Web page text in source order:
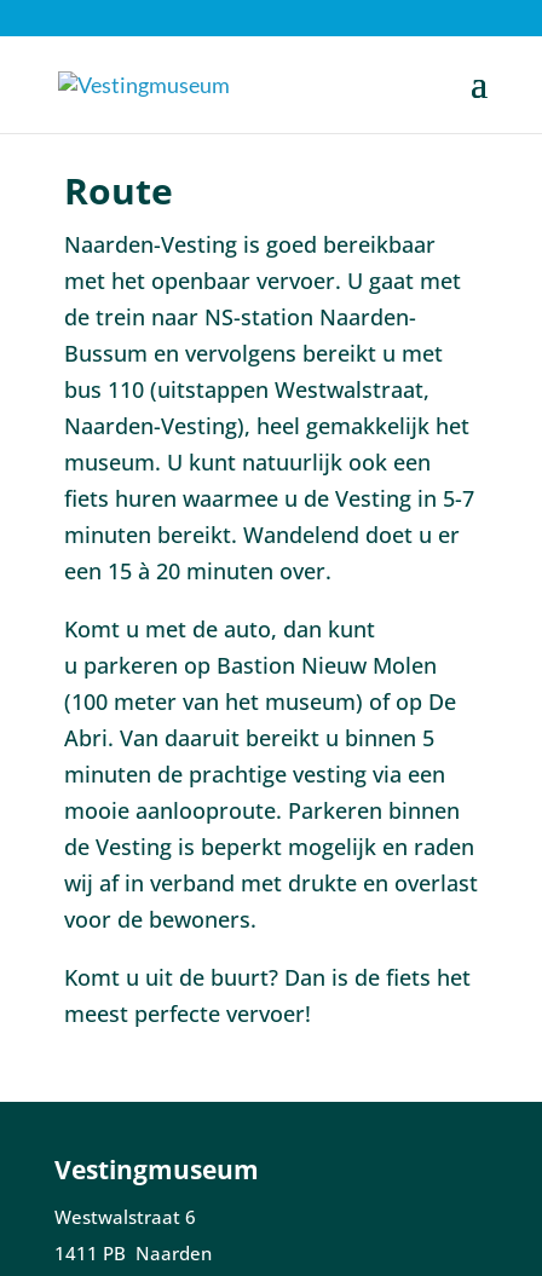
Route
Naarden-Vesting is goed bereikbaar
met het openbaar vervoer. U gaat met
de trein naar NS-station Naarden-
Bussum en vervolgens bereikt u met
bus 110 (uitstappen Westwalstraat,
Naarden-Vesting), heel gemakkelijk het
museum. U kunt natuurlijk ook een
fiets huren waarmee u de Vesting in 5-7
minuten bereikt. Wandelend doet u er
een 15 à 20 minuten over.
Komt u met de auto, dan kunt
u parkeren op Bastion Nieuw Molen
(100 meter van het museum) of op De
Abri. Van daaruit bereikt u binnen 5
minuten de prachtige vesting via een
mooie aanlooproute. Parkeren binnen
de Vesting is beperkt mogelijk en raden
wij af in verband met drukte en overlast
voor de bewoners.
Komt u uit de buurt? Dan is de fiets het
meest perfecte vervoer!
Vestingmuseum
Westwalstraat 6
1411 PB Naarden